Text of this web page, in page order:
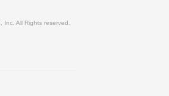
Inc. All Rights reserved.